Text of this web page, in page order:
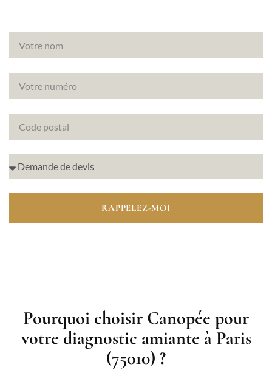
RAPPELEZ-MOI
Pourquoi choisir Canopée pour
votre diagnostic amiante à Paris
(75010) ?